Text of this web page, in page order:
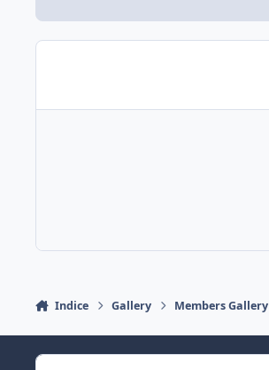
Indice Gallery Members Gallery